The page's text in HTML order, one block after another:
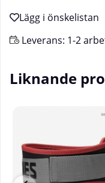
Leverans: 1-2
Liknande